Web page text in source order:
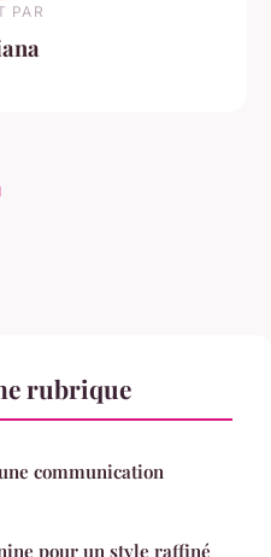
PAR
rubrique
communication
pour un style raffiné